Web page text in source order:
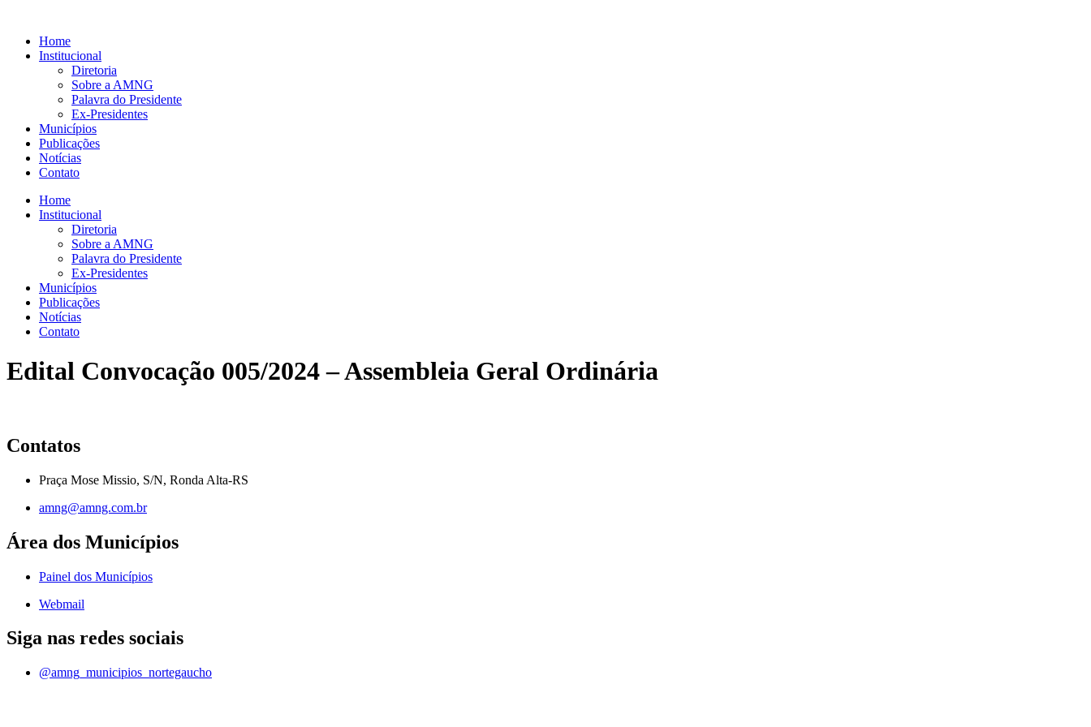
conteúdo
Home
Institucional
Diretoria
Sobre a AMNG
Palavra do Presidente
Ex-Presidentes
Municípios
Publicações
Notícias
Contato
Home
Institucional
Diretoria
Sobre a AMNG
Palavra do Presidente
Ex-Presidentes
Municípios
Publicações
Notícias
Contato
Edital Convocação 005/2024 – Assembleia Geral Ordinária
Contatos
Praça Mose Missio, S/N, Ronda Alta-RS
amng@amng.com.br
Área dos Municípios
Painel dos Municípios
Webmail
Siga nas redes sociais
@amng_municipios_nortegaucho